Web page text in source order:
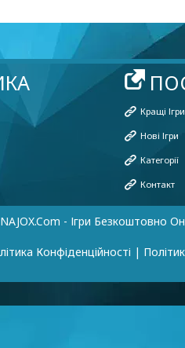
- Ігри Безкоштовно
Конфіденційності |